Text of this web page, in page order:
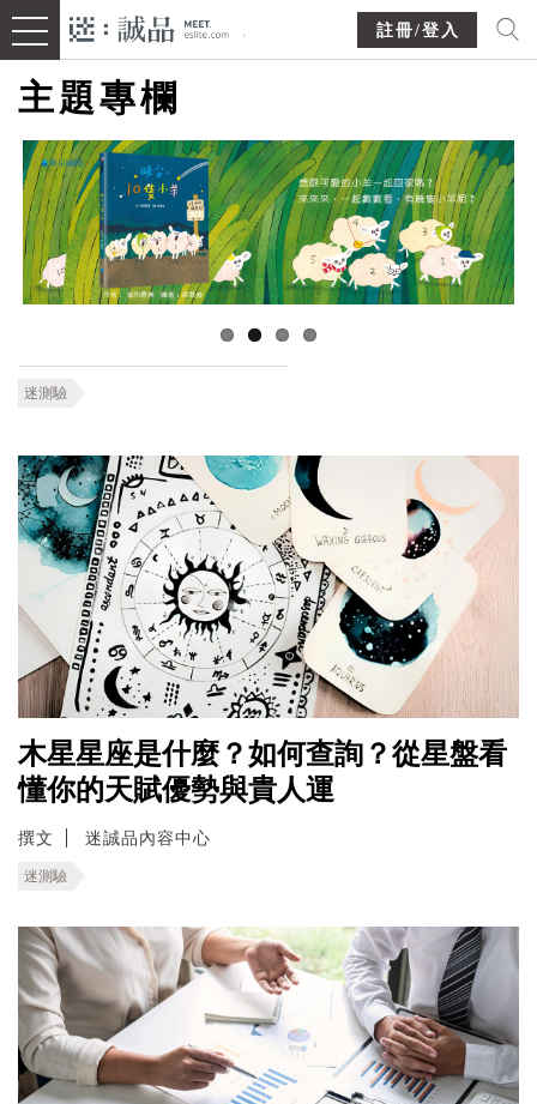
註冊/登入
主題專欄
迷測驗
木星星座是什麼？如何查詢？從星盤看
懂你的天賦優勢與貴人運
撰文 迷誠品內容中心
迷測驗